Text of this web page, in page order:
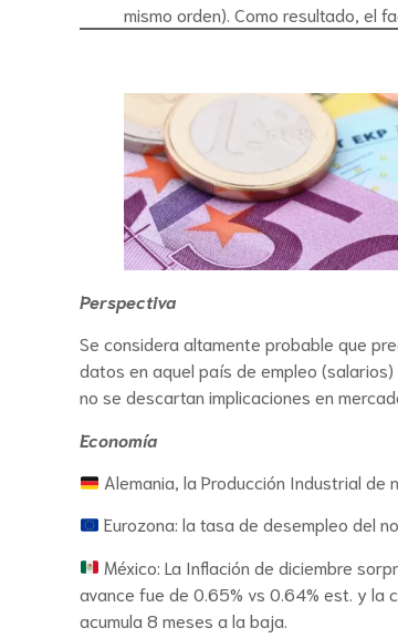
mismo orden). Como resultado, el
Perspectiva
Se considera altamente probable que
datos en aquel país de empleo
no se descartan implicaciones en
Economía
Alemania, la Producción Industrial de
Eurozona: la tasa de desempleo del
México: La Inflación de diciembre
avance fue de 0.65% vs 0.64% est. y la
acumula 8 meses a la baja.